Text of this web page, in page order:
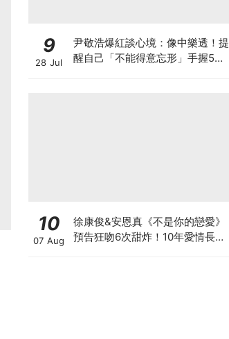
9
28 Jul
尹敬浩爆紅談心境：像中樂透！提
醒自己「不能得意忘形」手握5部
10
07 Aug
徐康俊&安恩真《不是你的戀愛》
預告狂吻6次甜炸！10年愛情長跑